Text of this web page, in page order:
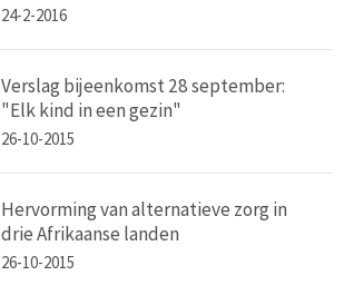
24-2-2016
Verslag bijeenkomst 28 september:
"Elk kind in een gezin"
26-10-2015
Hervorming van alternatieve zorg in
drie Afrikaanse landen
26-10-2015